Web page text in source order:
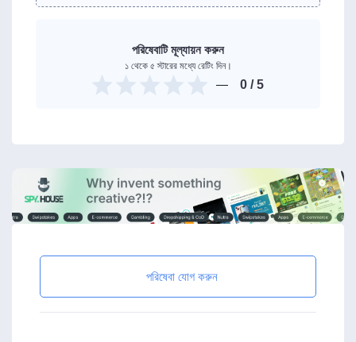
পরিষেবাটি মূল্যায়ন করুন
১ থেকে ৫ স্টারের মধ্যে রেটিং দিন।
0/ 5
পরিষেবা যোগ করুন